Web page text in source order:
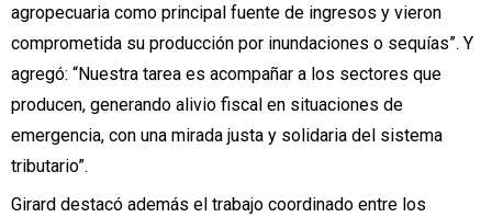
agropecuaria como principal fuente de ingresos y vieron
comprometida su producción por inundaciones o sequías”. Y
agregó: “Nuestra tarea es acompañar a los sectores que
producen, generando alivio fiscal en situaciones de
emergencia, con una mirada justa y solidaria del sistema
tributario”.
Girard destacó además el trabajo coordinado entre los